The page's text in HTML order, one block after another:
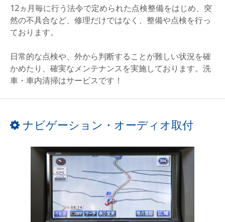
12ヵ月毎に行う法令で定められた点検整備をはじめ、突
然の不具合など、修理だけではなく、整備や点検を行っ
ております。
日常的な点検や、外から判断することが難しい状況を確
かめたり、確実なメンテナンスを実施しております。洗
車・車内清掃はサービスです！
ナビゲーション・オーディオ取付